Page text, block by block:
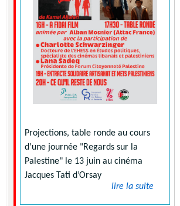
Projections, table ronde au cours
d’une journée "Regards sur la
Palestine" le 13 juin au cinéma
Jacques Tati d’Orsay
lire la suite